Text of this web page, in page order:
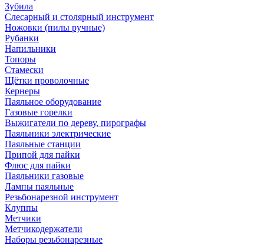
Зубила
Слесарный и столярный инструмент
Ножовки (пилы ручные)
Рубанки
Напильники
Топоры
Стамески
Щётки проволочные
Кернеры
Паяльное оборудование
Газовые горелки
Выжигатели по дереву, пирографы
Паяльники электрические
Паяльные станции
Припой для пайки
Флюс для пайки
Паяльники газовые
Лампы паяльные
Резьбонарезной инструмент
Клуппы
Метчики
Метчикодержатели
Наборы резьбонарезные